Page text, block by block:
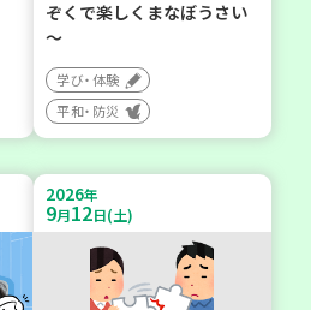
ぞくで楽しくまなぼうさい
～
学び・体験
平和・防災
2026年
9月12日(土)